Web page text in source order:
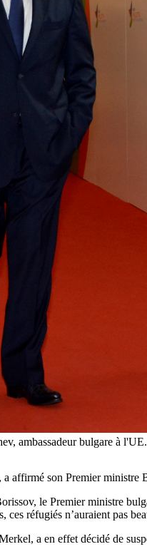
ambassadeur bulgare à
affirmé son Premier
le Premier ministre
réfugiés n’auraient pas
a en effet décidé de